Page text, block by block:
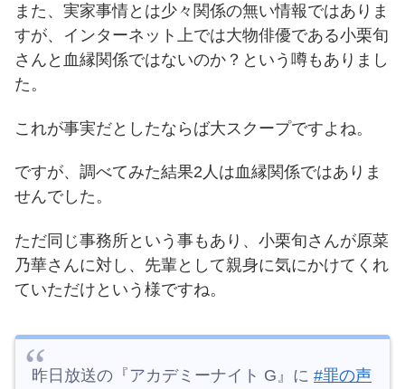
また、実家事情とは少々関係の無い情報ではありま
すが、インターネット上では大物俳優である小栗旬
さんと血縁関係ではないのか？という噂もありまし
た。
これが事実だとしたならば大スクープですよね。
ですが、調べてみた結果2人は血縁関係ではありま
せんでした。
ただ同じ事務所という事もあり、小栗旬さんが原菜
乃華さんに対し、先輩として親身に気にかけてくれ
ていただけという様ですね。
昨日放送の『アカデミーナイト G』に #罪の声